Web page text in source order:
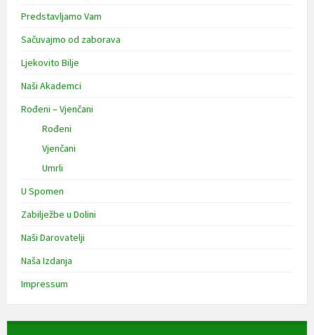
Predstavljamo Vam
Sačuvajmo od zaborava
Ljekovito Bilje
Naši Akademci
Rođeni – Vjenčani
Rođeni
Vjenčani
Umrli
U Spomen
Zabilježbe u Dolini
Naši Darovatelji
Naša Izdanja
Impressum